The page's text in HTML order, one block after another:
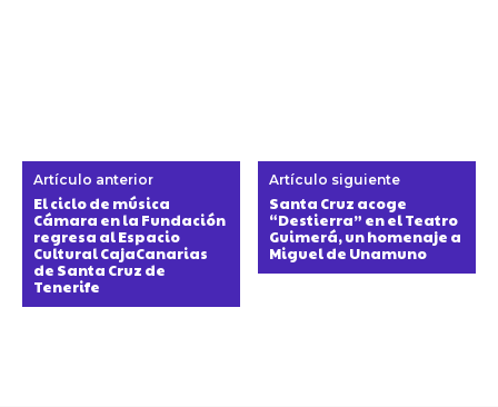
Artículo anterior
El ciclo de música
Cámara en la Fundación
regresa al Espacio
Cultural CajaCanarias
de Santa Cruz de
Tenerife
Artículo siguiente
Santa Cruz acoge
“Destierra” en el Teatro
Guimerá, un homenaje a
Miguel de Unamuno